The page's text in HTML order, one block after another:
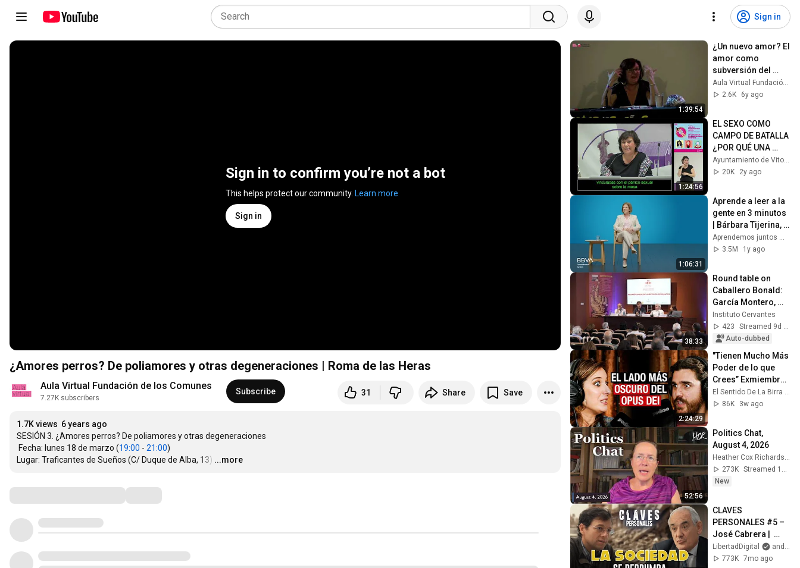
Sign in
Sign in to confirm you’re not a bot
This helps protect our community. Learn more
Sign in
¿Amores perros? De poliamores y otras degeneraciones | Roma de las Heras
Aula Virtual Fundación de los Comunes
7.27K subscribers
Subscribe 31 Share Save
1.7K views 6 years ago
SESIÓN 3. ¿Amores perros? De poliamores y otras degeneraciones
Fecha: lunes 18 de marzo (19:00 - 21:00)
Lugar: Traficantes de Sueños (C/ Duque de Alba, 13) …
...more
1:39:54
¿Un nuevo amor? El
amor como
subversión del
pensamiento |
Mercedes de
Aula Virtual Fundación de los Comunes
2.6K
6y ago
1:24:56
EL SEXO COMO
CAMPO DE BATALLA
¿POR QUÉ UNA
SEXOLOGÍA
FEMINISTA
Ayuntamiento de Vitoria-Gasteiz / Gasteizko Udala
20K
2y ago
1:06:31
Aprende a leer a la
gente en 3 minutos
| Bárbara Tijerina,
experta en
comunicación no
Aprendemos juntos Mex
3.5M
1y ago
38:33
Round table on
Caballero Bonald:
García Montero,
Martín López-Vega,
Juan Bonilla and
Josefa Parra
Instituto Cervantes
423
Auto-dubbed
2:24:29
"Tienen Mucho Más
Poder de lo que
Crees” Exmiembro
del Opus Dei
Advierte
86K
3w ago
52:56
Politics Chat,
August 4, 2026
273K
New
CLAVES
PERSONALES #5 –
José Cabrera |
“‘Hombres débiles,
valores rotos’:
LibertadDigital
and esRadio
773K 7mo ago